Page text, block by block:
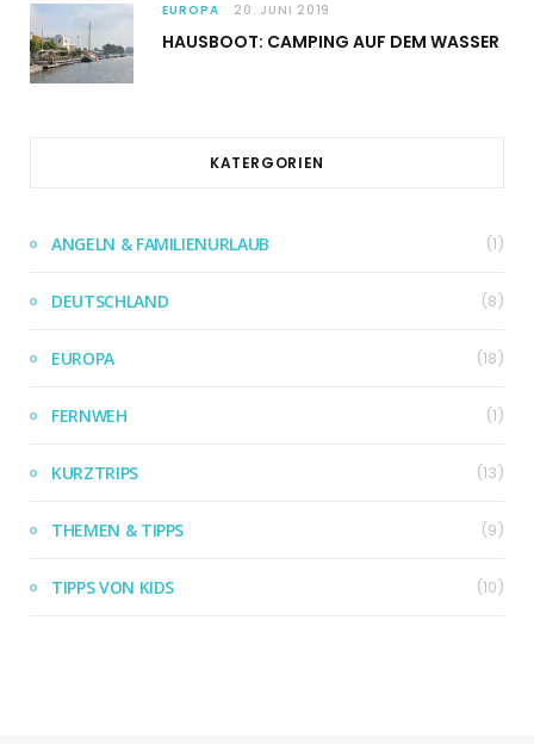
EUROPA 20. JUNI 2019
HAUSBOOT: CAMPING AUF DEM WASSER
KATERGORIEN
ANGELN & FAMILIENURLAUB (1)
DEUTSCHLAND (8)
EUROPA (18)
FERNWEH (1)
KURZTRIPS (13)
THEMEN & TIPPS (9)
TIPPS VON KIDS (10)